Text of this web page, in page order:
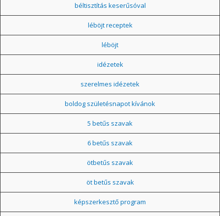
béltisztítás keserűsóval
léböjt receptek
léböjt
idézetek
szerelmes idézetek
boldog születésnapot kívánok
5 betűs szavak
6 betűs szavak
ötbetűs szavak
öt betűs szavak
képszerkesztő program